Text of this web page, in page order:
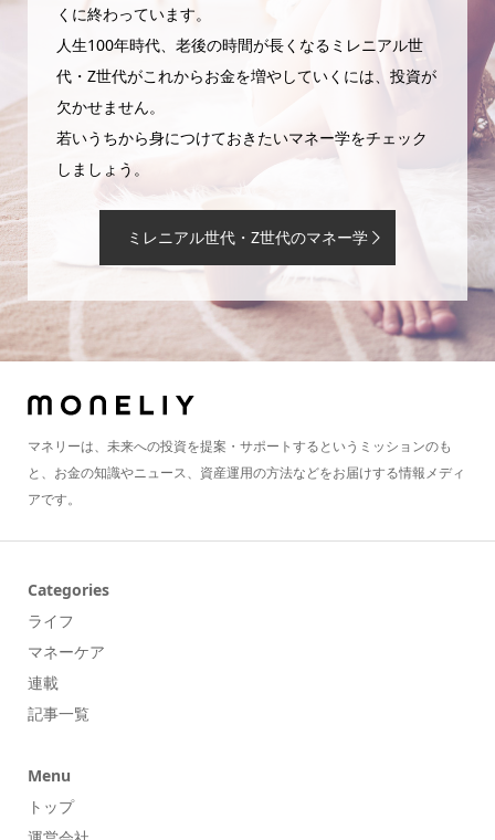
くに終わっています。
人生100年時代、老後の時間が長くなるミレニアル世
代・Z世代がこれからお金を増やしていくには、投資が
欠かせません。
若いうちから身につけておきたいマネー学をチェック
しましょう。
ミレニアル世代・Z世代のマネー学
マネリーは、未来への投資を提案・サポートするというミッションのも
と、お金の知識やニュース、資産運用の方法などをお届けする情報メディ
アです。
Categories
ライフ
マネーケア
連載
記事一覧
Menu
トップ